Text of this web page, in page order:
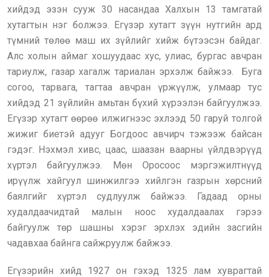
хийдэд эзэн сууж 30 насандаа Халхын 13 тамгатай
хутагтын нэг болжээ. Егүзэр хутагт зүүн нутгийн ард
түмний төлөө маш их зүйлийг хийж бүтээсэн байдаг.
Алс холын аймаг хошуудаас хус, улиас, бургас авчран
тариулж, газар хагалж тариалан эрхэлж байжээ. Буга
согоо, тарвага, тагтаа авчран үржүүлж, улмаар тус
хийдэд 21 зүйлийн амьтан бүхий хүрээлэн байгуулжээ.
Егүзэр хутагт өөрөө илжигнээс эхлээд 50 гаруй толгой
жижиг биетэй адууг Богдоос авчирч тэжээж байсан
гэдэг. Нэхмэл хивс, цаас, шаазан ваарны үйлдвэрүүд
хүртэл байгуулжээ. Мөн Оросоос мэргэжилтнүүд
ирүүлж хайгуул шинжилгээ хийлгэн газрын хөрсний
баялгийг хүртэл судлуулж байжээ. Гадаад орны
худалдаачидтай малын ноос худалдаалах гэрээ
байгуулж төр шашны хэрэг эрхлэх эдийн засгийн
чадавхаа байнга сайжруулж байжээ.
Егүзэрийн хийд 1927 он гэхэд 1325 лам хуврагтай